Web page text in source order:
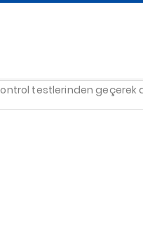
testlerinden geçerek